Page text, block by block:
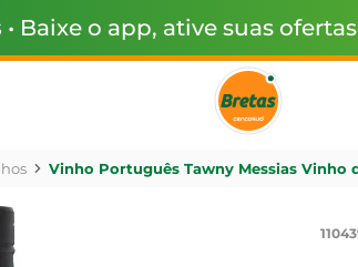
• Baixe o app, ative suas
Vinho Português Tawny Messias Vinho